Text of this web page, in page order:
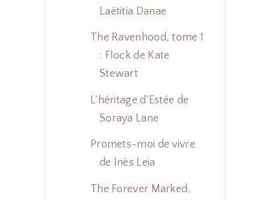
Laëtitia Danae
The Ravenhood, tome 1
: Flock de Kate
Stewart
L'héritage d'Estée de
Soraya Lane
Promets-moi de vivre
de Inès Leia
The Forever Marked,